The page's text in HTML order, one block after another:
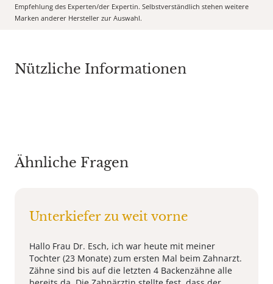
Empfehlung des Experten/der Expertin. Selbstverständlich stehen weitere
Marken anderer Hersteller zur Auswahl.
Nützliche Informationen
Ähnliche Fragen
Unterkiefer zu weit vorne
Hallo Frau Dr. Esch, ich war heute mit meiner
Tochter (23 Monate) zum ersten Mal beim Zahnarzt.
Zähne sind bis auf die letzten 4 Backenzähne alle